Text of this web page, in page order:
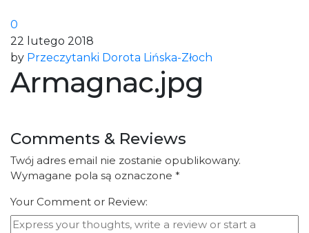
0
22 lutego 2018
by Przeczytanki Dorota Lińska-Złoch
Armagnac.jpg
Comments & Reviews
Twój adres email nie zostanie opublikowany.
Wymagane pola są oznaczone *
Your Comment or Review: